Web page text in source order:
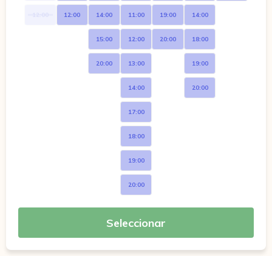
12:00 14:00
15:00
20:00
11:00
12:00
13:00
14:00
17:00
18:00
19:00
20:00
19:00
20:00
14:00
18:00
19:00
20:00
Seleccionar